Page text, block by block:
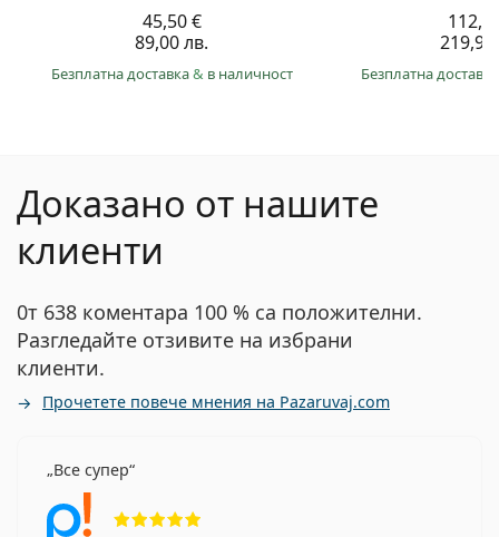
45,50 €
89,00 лв.
Безплатна доставка& в наличност Безплатна
Доказано от нашите
клиенти
0т 638 коментара 100 % са положителни.
Разгледайте отзивите на избрани
клиенти.
Прочетете повече мнения на Pazaruvaj.com
Все супер